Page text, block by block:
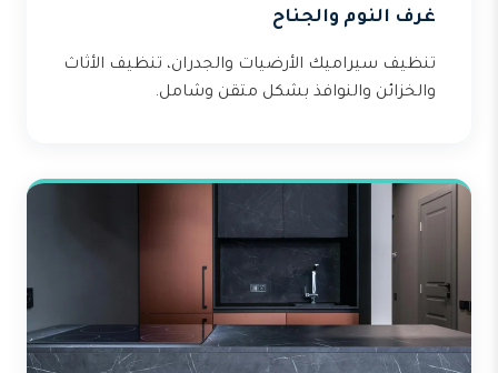
غرف النوم والجناح
تنظيف سيراميك الأرضيات والجدران، تنظيف الأثاث
والخزائن والنوافذ بشكل متقن وشامل.